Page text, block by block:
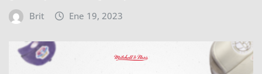
Brit Ene 19, 2023